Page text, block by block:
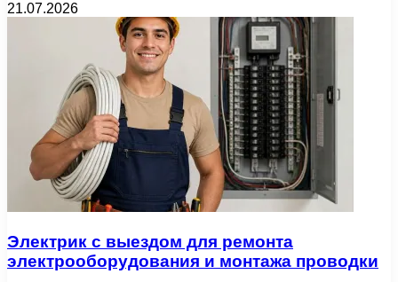
21.07.2026
Электрик с выездом для ремонта
электрооборудования и монтажа проводки